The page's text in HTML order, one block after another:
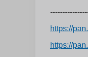
https://
https://